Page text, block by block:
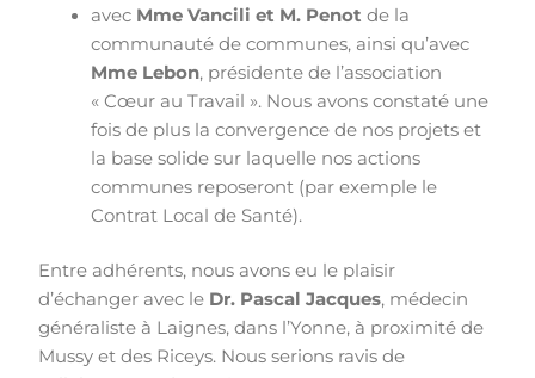
avec Mme Vancili et M. Penot de la
communauté de communes, ainsi qu’avec
Mme Lebon, présidente de l’association
« Cœur au Travail ». Nous avons constaté une
fois de plus la convergence de nos projets et
la base solide sur laquelle nos actions
communes reposeront (par exemple le
Contrat Local de Santé).
Entre adhérents, nous avons eu le plaisir
d’échanger avec le Dr. Pascal Jacques, médecin
généraliste à Laignes, dans l’Yonne, à proximité de
Mussy et des Riceys. Nous serions ravis de